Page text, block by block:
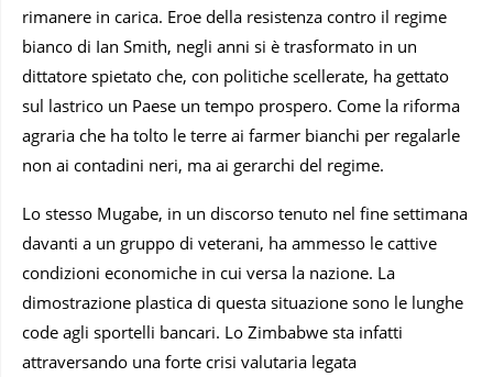
rimanere in carica. Eroe della resistenza contro il regime
bianco di Ian Smith, negli anni si è trasformato in un
dittatore spietato che, con politiche scellerate, ha gettato
sul lastrico un Paese un tempo prospero. Come la riforma
agraria che ha tolto le terre ai farmer bianchi per regalarle
non ai contadini neri, ma ai gerarchi del regime.
Lo stesso Mugabe, in un discorso tenuto nel fine settimana
davanti a un gruppo di veterani, ha ammesso le cattive
condizioni economiche in cui versa la nazione. La
dimostrazione plastica di questa situazione sono le lunghe
code agli sportelli bancari. Lo Zimbabwe sta infatti
attraversando una forte crisi valutaria legata